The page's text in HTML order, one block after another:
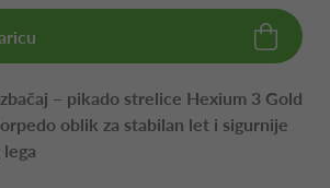
– pikado strelice Hexium 3 Gold
oblik za stabilan let i sigurnije